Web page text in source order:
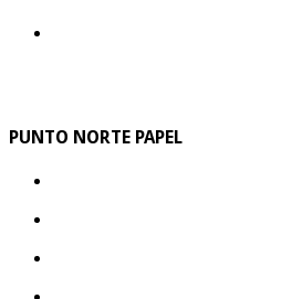
PUNTO NORTE PAPEL